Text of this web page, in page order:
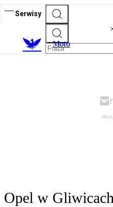
Serwisy
Moto
Opel w